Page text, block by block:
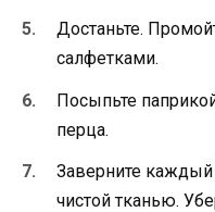
Достаньте.
салфетками.
Посыпьте
перца.
Заверните каждый
чистой тканью.